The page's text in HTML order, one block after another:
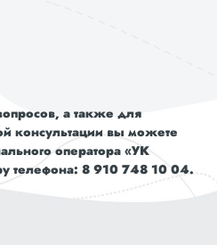
а также для
консультации вы можете
оператора «УК
телефона: 8 910 748 10 04.